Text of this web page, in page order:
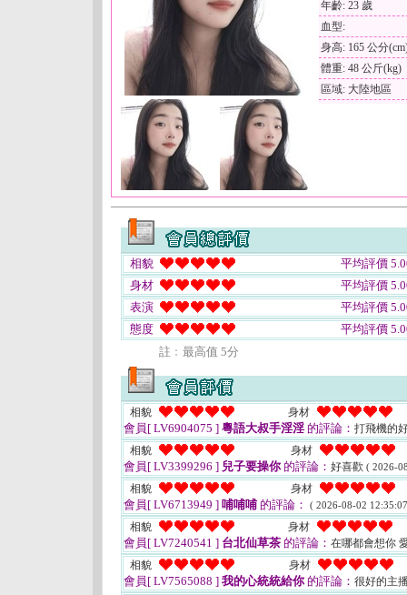
年齡: 23 歲
血型:
身高: 165 公分
體重: 48 公斤(kg)
區域: 大陸地區
相貌
平均評價
身材
平均評價
表演
平均評價
態度
平均評價
註﹕最高值 5分
相貌 身材
會員[ LV6904075 ] 粵語大叔手淫淫的評論： 打飛機的
相貌
身材
會員[ LV3399296 ] 兒子要操你的評論： 好喜歡 ( 2026-
相貌 身材
會員[ LV6713949 ] 哺哺哺的評論： ( 2026-08-02
相貌 身材
會員[ LV7240541 ] 台北仙草茶 的評論： 在哪都會想你
相貌
身材
會員[ LV7565088 ] 我的心統統給你的評論： 很好的主